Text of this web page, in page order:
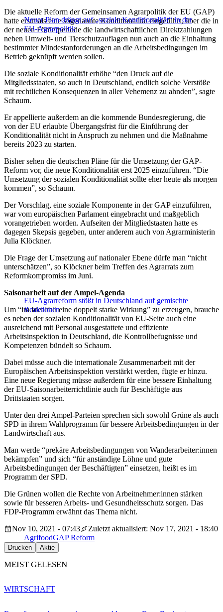
Neuer Plan drängt auf „soziale Konditionalität“ in der
EU-Agrarpolitik
Die aktuelle Reform der Gemeinsamen Agrarpolitik der EU (GAP)
hatte erstmals eine sogenannte Konditionalität eingeführt, über die in
der neuen Förderperiode die landwirtschaftlichen Direktzahlungen
neben Umwelt- und Tierschutzauflagen nun auch an die Einhaltung
bestimmter Mindestanforderungen an die Arbeitsbedingungen im
Betrieb geknüpft werden sollen.
Die soziale Konditionalität erhöhe “den Druck auf die
Mitgliedsstaaten, so auch in Deutschland, endlich solche Verstöße
mit rechtlichen Konsequenzen in aller Vehemenz zu ahnden”, sagte
Schaum.
Er appellierte außerdem an die kommende Bundesregierung, die
von der EU erlaubte Übergangsfrist für die Einführung der
Konditionalität nicht in Anspruch zu nehmen und die Maßnahme
bereits 2023 zu starten.
Bisher sehen die deutschen Pläne für die Umsetzung der GAP-
Reform vor, die neue Konditionalität erst 2025 einzuführen. “Die
Umsetzung der sozialen Konditionalität sollte eher heute als morgen
kommen”, so Schaum.
Der Vorschlag, eine soziale Komponente in der GAP einzuführen,
war vom europäischen Parlament eingebracht und maßgeblich
vorangetrieben worden. Aufseiten der Mitgliedstaaten hatte es
dagegen Skepsis gegeben, unter anderem auch von Agrarministerin
Julia Klöckner.
Die Frage der Umsetzung auf nationaler Ebene dürfe man “nicht
unterschätzen”, so Klöckner beim Treffen des Agrarrats zum
Reformkompromiss im Juni.
EU-Agrarreform stößt in Deutschland auf gemischte
Reaktionen
Saisonarbeit auf der Ampel-Agenda
Um “im Idealfall eine doppelt starke Wirkung” zu erzeugen, brauche
es neben der sozialen Konditionalität von EU-Seite auch eine
ausreichend mit Personal ausgestattete und effiziente
Arbeitsinspektion in Deutschland, die Kontrollbefugnisse und
Kompetenzen bündelt so Schaum.
Dabei müsse auch die internationale Zusammenarbeit mit der
Europäischen Arbeitsinspektion verstärkt werden, fügte er hinzu.
Eine neue Regierung müsse außerdem für eine bessere Einhaltung
der EU-Saisonarbeiterrichtlinie auch für Beschäftigte aus
Drittstaaten sorgen.
Unter den drei Ampel-Parteien sprechen sich sowohl Grüne als auch
SPD in ihrem Wahlprogramm für bessere Arbeitsbedingungen in der
Landwirtschaft aus.
Man werde “prekäre Arbeitsbedingungen von Wanderarbeiter:innen
bekämpfen” und sich “für anständige Löhne und gute
Arbeitsbedingungen der Beschäftigten” einsetzen, heißt es im
Programm der SPD.
Die Grünen wollen die Rechte von Arbeitnehmer:innen stärken
sowie für besseren Arbeits- und Gesundheitsschutz sorgen. Das
FDP-Programm erwähnt das Thema nicht.
Nov 10, 2021 - 07:43
Zuletzt aktualisiert: Nov 17, 2021 - 18:40
AgrifoodGAP Reform
Drucken Aktie
MEIST GELESEN
WIRTSCHAFT